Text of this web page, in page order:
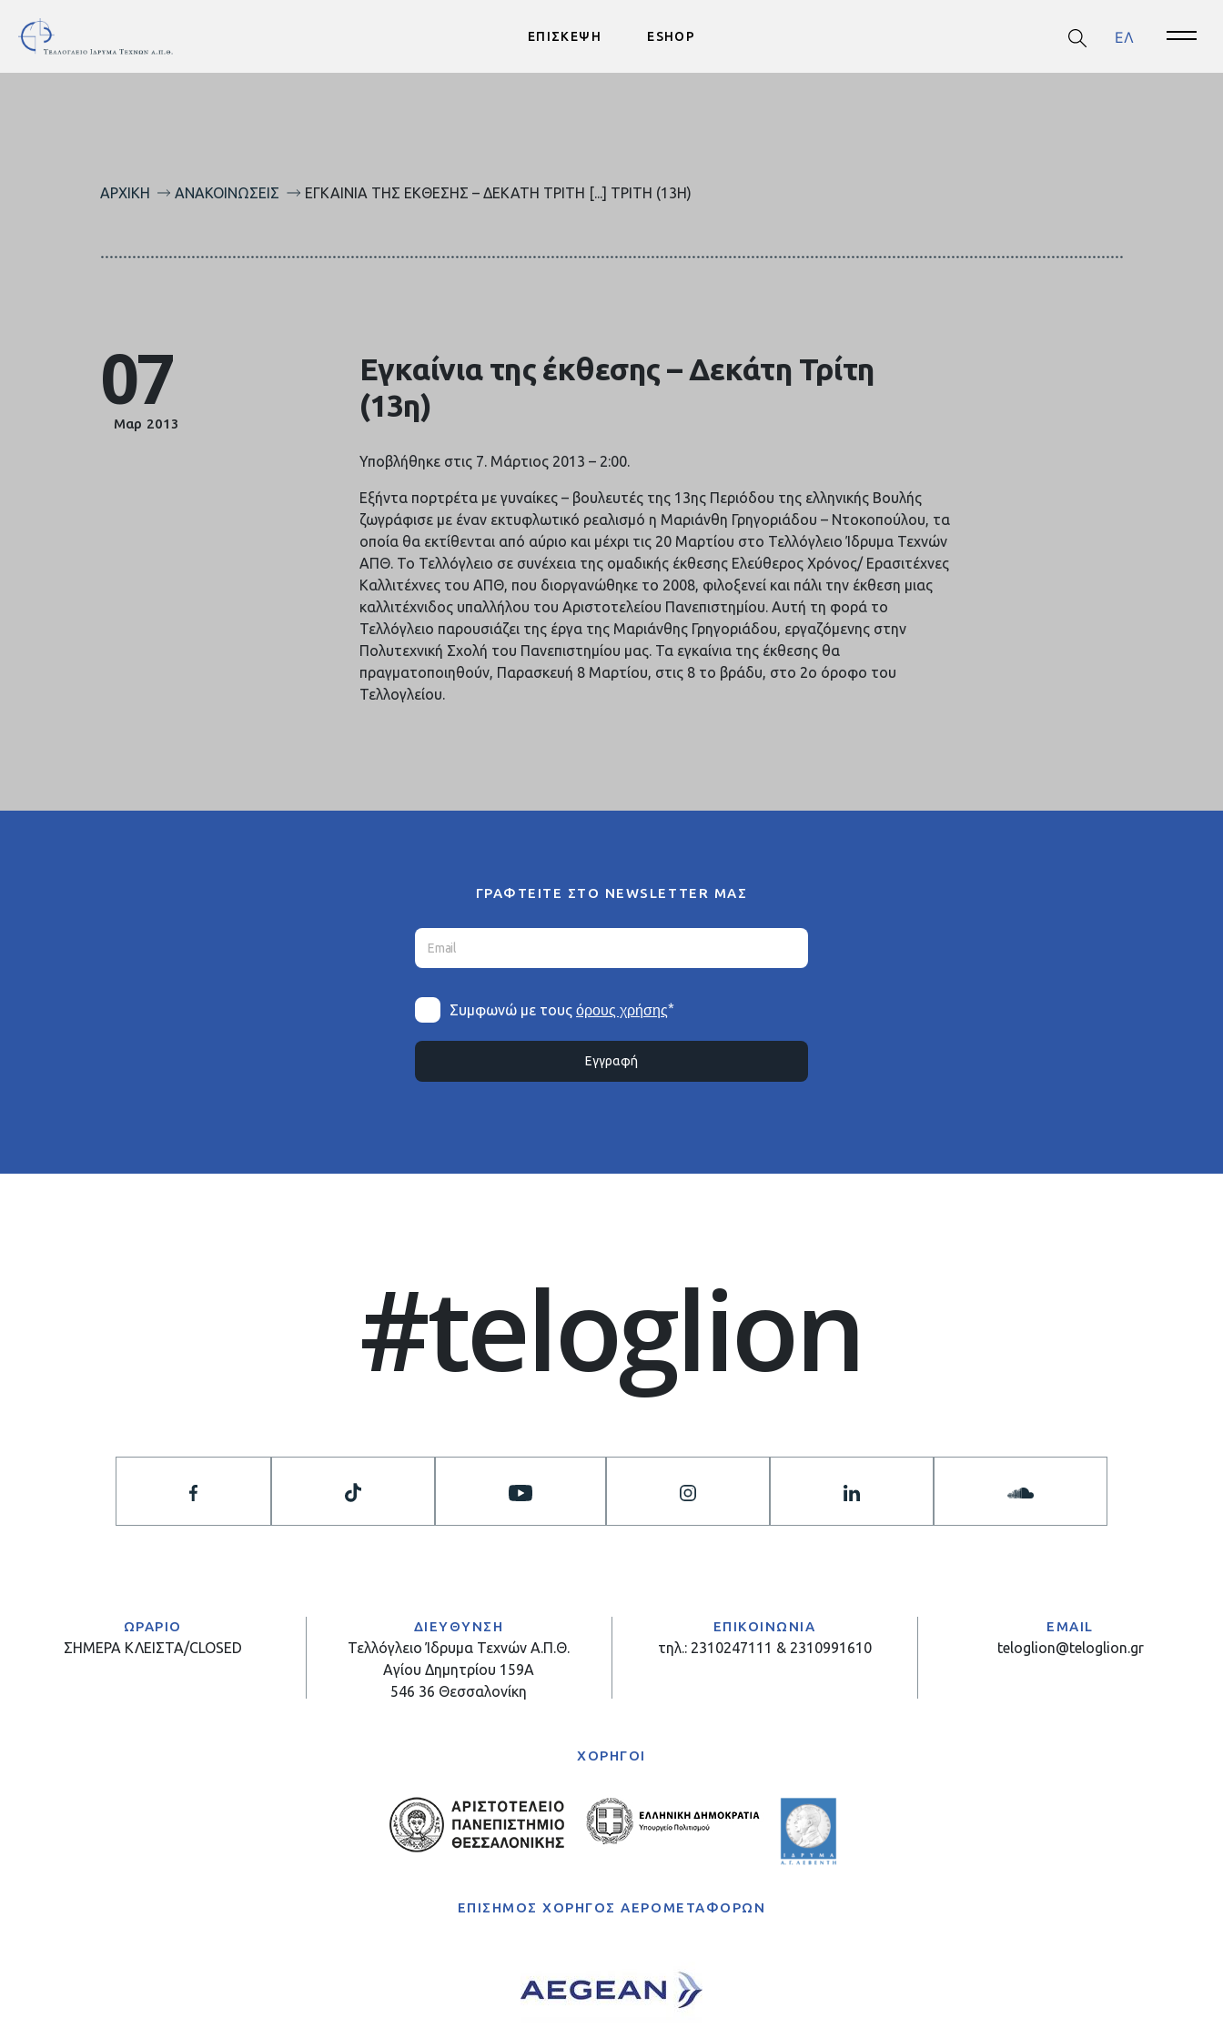
ΕΠΙΣΚΕΨΗ ESHOP ΕΛ Open
ΑΡΧΙΚΉ ΑΝΑΚΟΙΝΏΣΕΙΣ ΕΓΚΑΊΝΙΑ ΤΗΣ ΈΚΘΕΣΗΣ – ΔΕΚΆΤΗ ΤΡΊΤΗ [...] ΤΡΊΤΗ (13Η)
07
Μαρ 2013
Εγκαίνια της έκθεσης – Δεκάτη Τρίτη
(13η)
Υποβλήθηκε στις 7. Μάρτιος 2013 – 2:00.
Εξήντα πορτρέτα με γυναίκες – βουλευτές της 13ης Περιόδου της ελληνικής Βουλής
ζωγράφισε με έναν εκτυφλωτικό ρεαλισμό η Μαριάνθη Γρηγοριάδου – Ντοκοπούλου, τα
οποία θα εκτίθενται από αύριο και μέχρι τις 20 Μαρτίου στο Τελλόγλειο Ίδρυμα Τεχνών
ΑΠΘ. Το Τελλόγλειο σε συνέχεια της ομαδικής έκθεσης Ελεύθερος Χρόνος/ Ερασιτέχνες
Καλλιτέχνες του ΑΠΘ, που διοργανώθηκε το 2008, φιλοξενεί και πάλι την έκθεση μιας
καλλιτέχνιδος υπαλλήλου του Αριστοτελείου Πανεπιστημίου. Αυτή τη φορά το
Τελλόγλειο παρουσιάζει της έργα της Μαριάνθης Γρηγοριάδου, εργαζόμενης στην
Πολυτεχνική Σχολή του Πανεπιστημίου μας. Τα εγκαίνια της έκθεσης θα
πραγματοποιηθούν, Παρασκευή 8 Μαρτίου, στις 8 το βράδυ, στο 2ο όροφο του
Τελλογλείου.
ΓΡΑΦΤΕΙΤΕ ΣΤΟ NEWSLETTER ΜΑΣ
Συμφωνώ με τους όρους χρήσης*
Εγγραφή
#teloglion
ΩΡΑΡΙΟ
ΣΗΜΕΡΑ ΚΛΕΙΣΤΑ/CLOSED
ΔΙΕΥΘΥΝΣΗ
Τελλόγλειο Ίδρυμα Τεχνών Α.Π.Θ.
Αγίου Δημητρίου 159Α
546 36 Θεσσαλονίκη
ΕΠΙΚΟΙΝΩΝΙΑ
τηλ.: 2310247111 & 2310991610
EMAIL
teloglion@teloglion.gr
ΧΟΡΗΓΟΙ
ΕΠΙΣΗΜΟΣ ΧΟΡΗΓΟΣ ΑΕΡΟΜΕΤΑΦΟΡΩΝ